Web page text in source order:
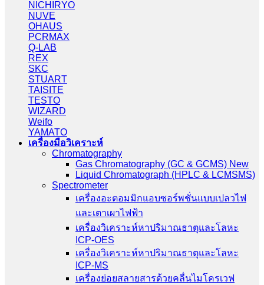
NICHIRYO
NUVE
OHAUS
PCRMAX
Q-LAB
REX
SKC
STUART
TAISITE
TESTO
WIZARD
Weifo
YAMATO
เครื่องมือวิเคราะห์
Chromatography
Gas Chromatography (GC & GCMS) New
Liquid Chromatograph (HPLC & LCMSMS)
Spectrometer
เครื่องอะตอมมิกแอบซอร์พชั่นแบบเปลวไฟ
และเตาเผาไฟฟ้า
เครื่องวิเคราะห์หาปริมาณธาตุและโลหะ
ICP-OES
เครื่องวิเคราะห์หาปริมาณธาตุและโลหะ
ICP-MS
เครื่องย่อยสลายสารด้วยคลื่นไมโครเวฟ